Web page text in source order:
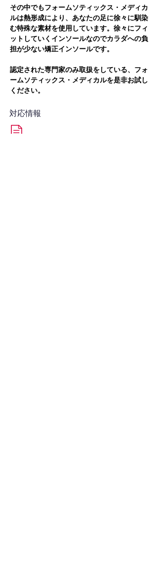
その中でもフォームソティックス・メディカ
ルは熱形成により、あなたの足に徐々に馴染
む特殊な素材を使用しています。徐々にフィ
ットしていくインソールなのでカラダへの負
担が少ない矯正インソールです。
認定された専門家のみ取扱をしている、フォ
ームソティックス・メディカルを是非お試し
ください。
対応情報